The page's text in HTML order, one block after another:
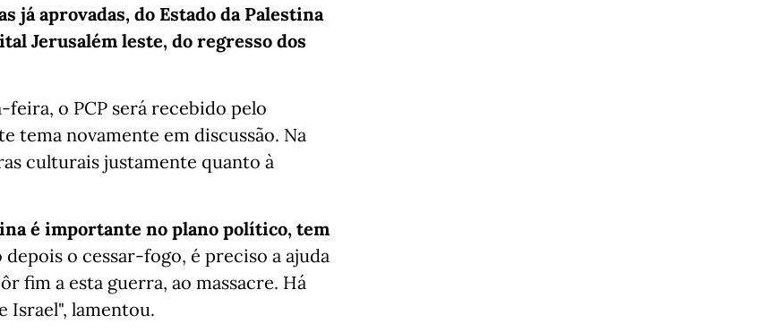
já aprovadas, do Estado da Palestina
Jerusalém leste, do regresso dos
feira, o PCP será recebido pelo
tema novamente em discussão. Na
culturais justamente quanto à
é importante no plano político, tem
o cessar-fogo, é preciso a ajuda
fim a esta guerra, ao massacre. Há
Israel", lamentou.